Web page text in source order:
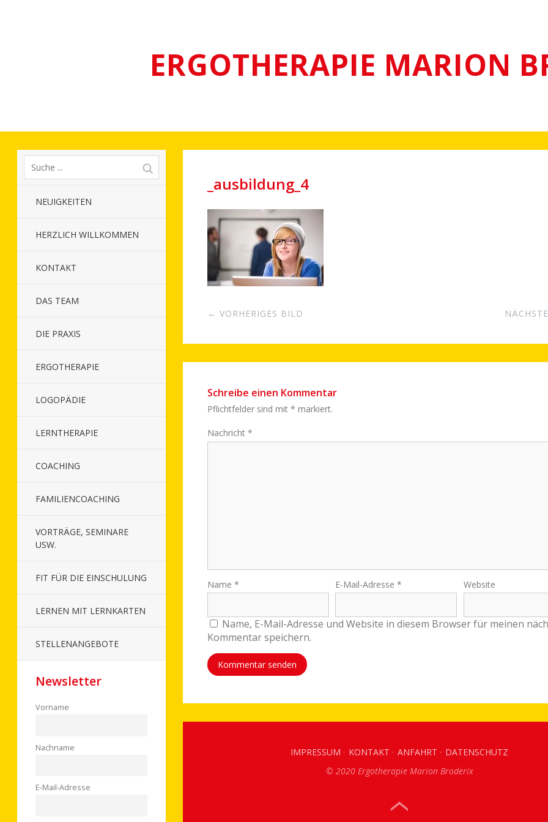
ERGOTHERAPIE MARION
NEUIGKEITEN
HERZLICH WILLKOMMEN
KONTAKT
DAS TEAM
DIE PRAXIS
ERGOTHERAPIE
LOGOPÄDIE
LERNTHERAPIE
COACHING
FAMILIENCOACHING
VORTRÄGE, SEMINARE
USW.
FIT FÜR DIE EINSCHULUNG
LERNEN MIT LERNKARTEN
STELLENANGEBOTE
Newsletter
Vorname
Nachname
E-Mail-Adresse
_ausbildung_4
← VORHERIGES BILD
Schreibe einen Kommentar
Pflichtfelder sind mit * markiert.
Nachricht *
Name * E-Mail-Adresse* Website
Name, E-Mail-Adresse und Website in diesem Browser für meinen
Kommentar speichern.
IMPRESSUM KONTAKT ANFAHRT
DATENSCHUTZ
© 2020 Ergotherapie Marion Broderix